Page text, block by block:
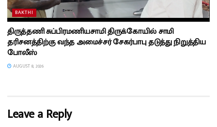
BAKTHI
திருத்தணி சுப்பிரமணியசாமி திருக்கோயில் சாமி
தரிசனத்திற்கு வந்த அமைச்சர் சேகர்பாபு தடுத்து நிறுத்திய
போலீஸ்
AUGUST 8, 2026
Leave a Reply